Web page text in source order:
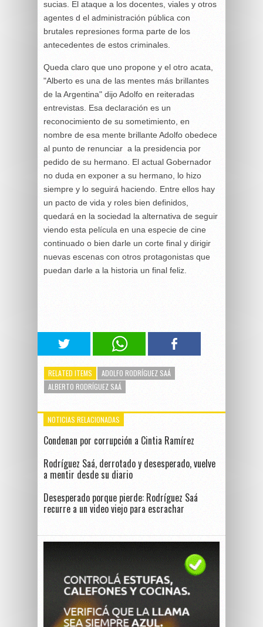
sucias. El ataque a los docentes, viales y otros
agentes d el administración pública con
brutales represiones forma parte de los
antecedentes de estos criminales.
Queda claro que uno propone y el otro acata,
"Alberto es una de las mentes más brillantes
de la Argentina" dijo Adolfo en reiteradas
entrevistas. Esa declaración es un
reconocimiento de su sometimiento, en
nombre de esa mente brillante Adolfo obedece
al punto de renunciar a la presidencia por
pedido de su hermano. El actual Gobernador
no duda en exponer a su hermano, lo hizo
siempre y lo seguirá haciendo. Entre ellos hay
un pacto de vida y roles bien definidos,
quedará en la sociedad la alternativa de seguir
viendo esta película en una especie de cine
continuado o bien darle un corte final y dirigir
nuevas escenas con otros protagonistas que
puedan darle a la historia un final feliz.
RELATED ITEMS
ADOLFO RODRÍGUEZ SAÁ
ALBERTO RODRÍGUEZ SAÁ
NOTICIAS RELACIONADAS
Condenan por corrupción a Cintia Ramírez
Rodríguez Saá, derrotado y desesperado, vuelve
a mentir desde su diario
Desesperado porque pierde: Rodríguez Saá
recurre a un video viejo para escrachar